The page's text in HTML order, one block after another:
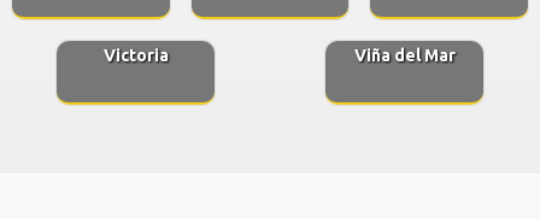
Victoria Viña del Mar